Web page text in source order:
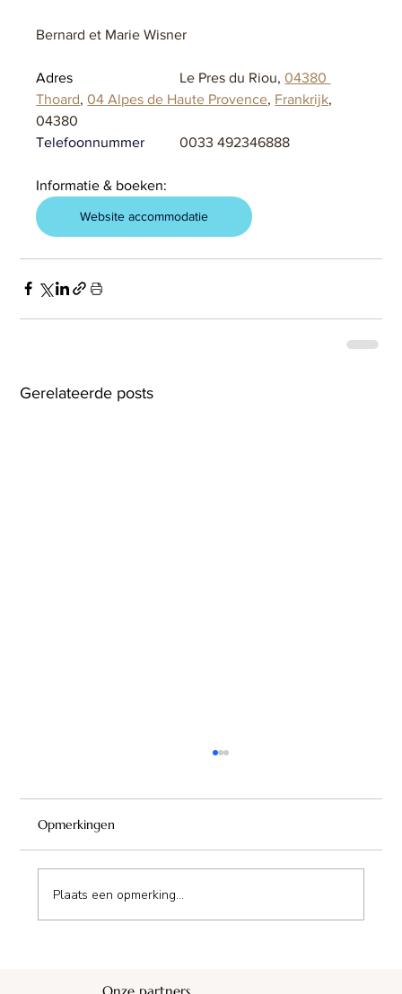
Bernard et Marie Wisner
Le Pres du Riou, 04380
Thoard, 04 Alpes de Haute Provence, Frankrijk,
04380
Telefoonnummer 0033 492346888
Informatie & boeken:
Website accommodatie
Gerelateerde posts
Maison d'Hôte de Champmailay
Opmerkingen
Plaats een opmerking...